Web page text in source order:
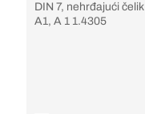
DIN 7, nehrđajući čelik
A1, A 1 1.4305